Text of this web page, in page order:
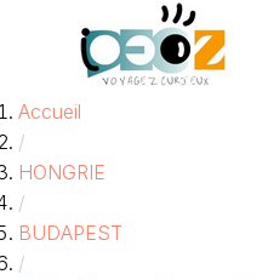
contenu
Accueil
/
HONGRIE
/
BUDAPEST
/